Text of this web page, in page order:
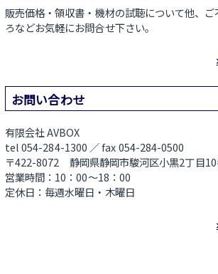
販売価格・領収書・機材の試聴について他、ご
ろなどお気軽にお問合せ下さい。
お問い合わせ
有限会社 AVBOX
tel 054-284-1300 ／ fax 054-284-0500
〒422-8072 静岡県静岡市駿河区小黒2丁目
営業時間：10：00～18：00
定休日：毎週水曜日・木曜日